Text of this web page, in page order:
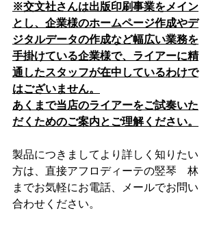
※交文社さんは出版印刷事業をメイン
とし、企業様のホームページ作成やデ
ジタルデータの作成など幅広い業務を
手掛けている企業様で、ライアーに精
通したスタッフが在中しているわけで
はございません。
あくまで当店のライアーをご試奏いた
だくためのご案内とご理解ください。
製品につきましてより詳しく知りたい
方は、直接アフロディーテの竪琴　林
までお気軽にお電話、メールでお問い
合わせください。